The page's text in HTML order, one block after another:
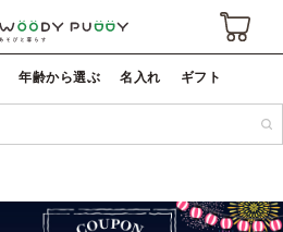
年齢から選ぶ 名入れ ギフト